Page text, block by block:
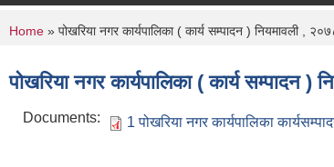
You are here
Home » पोखरिया नगर कार्यपालिका ( कार्य सम्पादन ) नियमावली ,
पोखरिया नगर कार्यपालिका ( कार्य सम्पादन )
Documents: 1 पोखरिया नगर कार्यपालिका